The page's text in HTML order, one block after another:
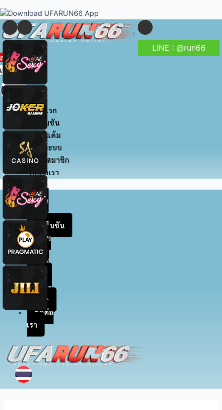
content
LINE : @run66
สมัครสมาชิก
เข้าสู่ระบบ
หน้าแรก
โปรโมชัน
สะสมแต้ม
เข้าสู่ระบบ
สมัครสมาชิก
ติดต่อเรา
หน้า
โปรโมชัน
สะสม
แต้ม
เข้าสู่
ระบบ
สมัคร
สมาชิก
ติดต่อ
เรา